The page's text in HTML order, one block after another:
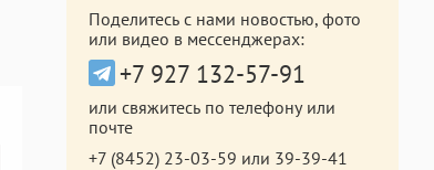
Поделитесь с нами новостью, фото
или видео в мессенджерах:
+7 927 132-57-91
или свяжитесь по телефону или
почте
+7 (8452) 23-03-59 или 39-39-41